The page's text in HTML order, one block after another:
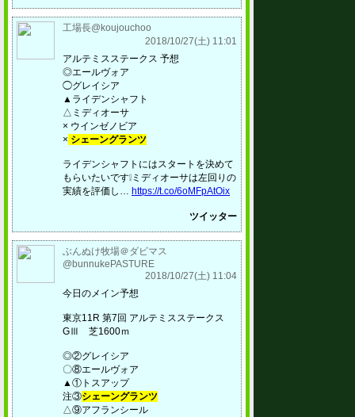
工場長@koujouchoo
2018/10/27(土) 11:01
アルテミスステークス 予想
◎エールヴォア
◯グレイシア
▲ライデンシャフト
△ミディオーサ
× ウインゼノビア
× シェーングランツ
ライデンシャフトにはスタートを決めて
もらいたいです❕ミディオーサは左回りの
実績を評価し… https://t.co/6oMFpAtOix
ツイッター
ぶんぬけ牧場＠ダビマス
@bunnukePASTURE
2018/10/27(土) 11:04
今日のメイン予想
東京11R 第7回 アルテミスステークス
GⅢ 芝1600ｍ
◎②グレイシア
〇⑧エールヴォア
▲①トスアップ
注③シェーングランツ
△⑨アフランシール